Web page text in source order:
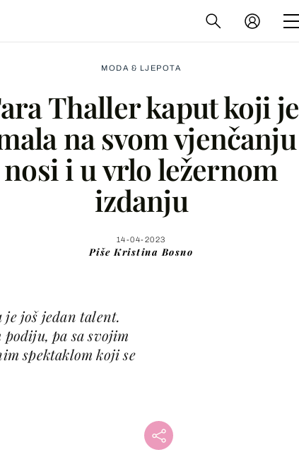
MODA & LJEPOTA
Thaller kaput koji je
na svom vjenčanju
nosi i u vrlo ležernom
izdanju
14-04-2023
Piše Kristina Bosno
je još jedan talent.
pa sa svojim
spektaklom koji se